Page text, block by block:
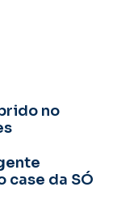
no
case da SÓ